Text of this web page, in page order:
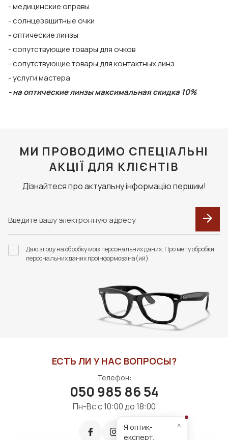
- медицинские оправы
- солнцезащитные очки
- оптические линзы
- сопутствующие товары для очков
- сопутствующие товары для контактных линз
- услуги мастера
- на оптические линзы максимальная скидка 10%
МИ ПРОВОДИМО СПЕЦІАЛЬНІ
АКЦІЇ ДЛЯ КЛІЄНТІВ
Дізнайтеся про актуальну інформацію першим!
Даю згоду на обробку моїх персональних даних. Про мету обробки
персональних даних проінформована(ий)
ЕСТЬ ЛИ У НАС ВОПРОСЫ?
Телефон:
050 985 86 54
Пн-Вс с 10:00 до 18:00
Я оптик-
експерт,
×